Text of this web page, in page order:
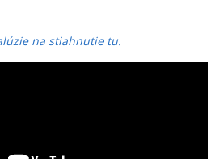
na stiahnutie tu.